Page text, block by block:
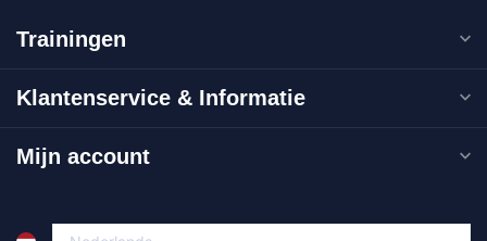
Trainingen
Klantenservice & Informatie
Mijn account